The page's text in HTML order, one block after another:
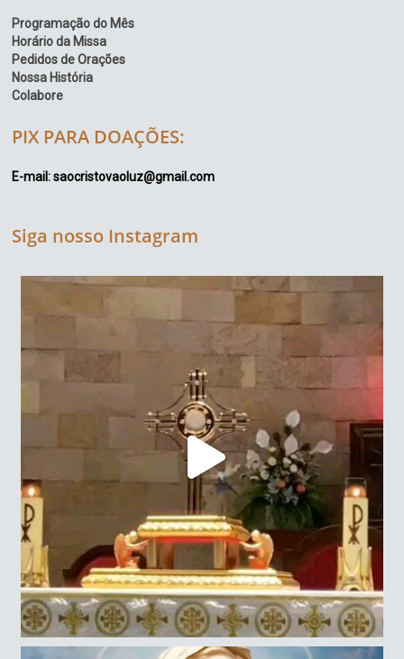
Programação do Mês
Horário da Missa
Pedidos de Orações
Nossa História
Colabore
PIX PARA DOAÇÕES:
E-mail: saocristovaoluz@gmail.com
Siga nosso Instagram